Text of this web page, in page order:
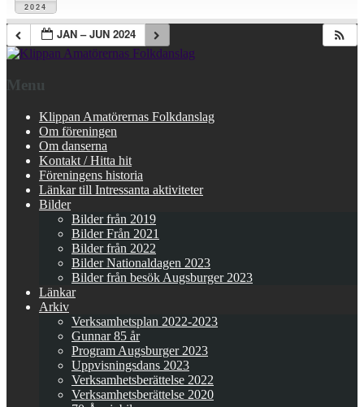
2024
JAN – JUN 2024
Menu
Klippan Amatörernas Folkdanslag
Om föreningen
Om danserna
Kontakt / Hitta hit
Föreningens historia
Länkar till Intressanta aktiviteter
Bilder
Bilder från 2019
Bilder Från 2021
Bilder från 2022
Bilder Nationaldagen 2023
Bilder från besök Augsburger 2023
Länkar
Arkiv
Verksamhetsplan 2022-2023
Gunnar 85 år
Program Augsburger 2023
Uppvisningsdans 2023
Verksamhetsberättelse 2022
Verksamhetsberättelse 2020